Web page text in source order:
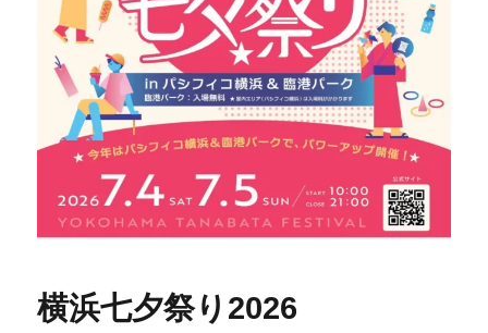
横浜七夕祭り2026